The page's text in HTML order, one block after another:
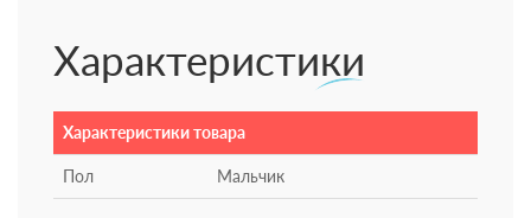
Характеристики
Характеристики товара
Пол Мальчик